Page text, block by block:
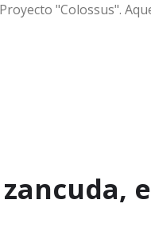
"Colossus".